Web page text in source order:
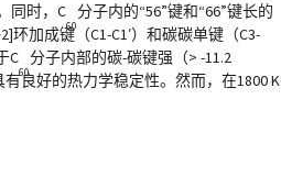
同时，C
60
分子内的“56”键和“66”键长的
环加成键（C1-C1′）和碳碳单键（C3-
C
60
分子内部的碳-碳键强（> -11.2
有良好的热力学稳定性。然而，在1800 K